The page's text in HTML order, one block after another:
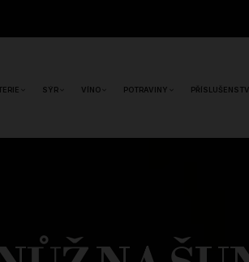
SÝR VÍNO POTRAVINY PŘÍSLUŠENSTVÍ